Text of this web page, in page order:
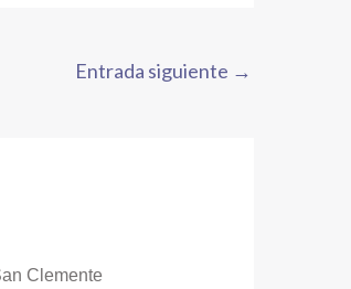
Entrada siguiente →
Clemente